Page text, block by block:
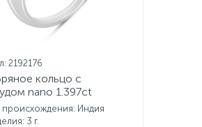
2192176
кольцо с
nano 1.397ct
происхождения: Индия
3 г.